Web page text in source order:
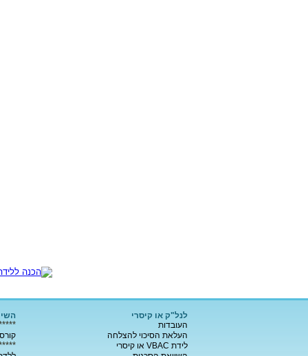
לנל"ק או קיסרי
העובדות
העלאת הסיכוי להצלחה
לידת VBAC או קיסרי